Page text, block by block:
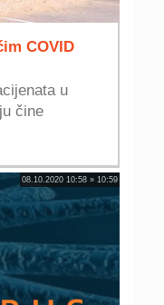
COVID
u
čine
08.10.2020 10:58 » 10:59